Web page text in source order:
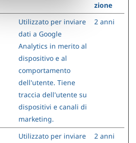
zione
Utilizzato per inviare
dati a Google
Analytics in merito al
dispositivo e al
comportamento
dell'utente. Tiene
traccia dell'utente su
dispositivi e canali di
marketing.
2 anni
Utilizzato per inviare
2 anni